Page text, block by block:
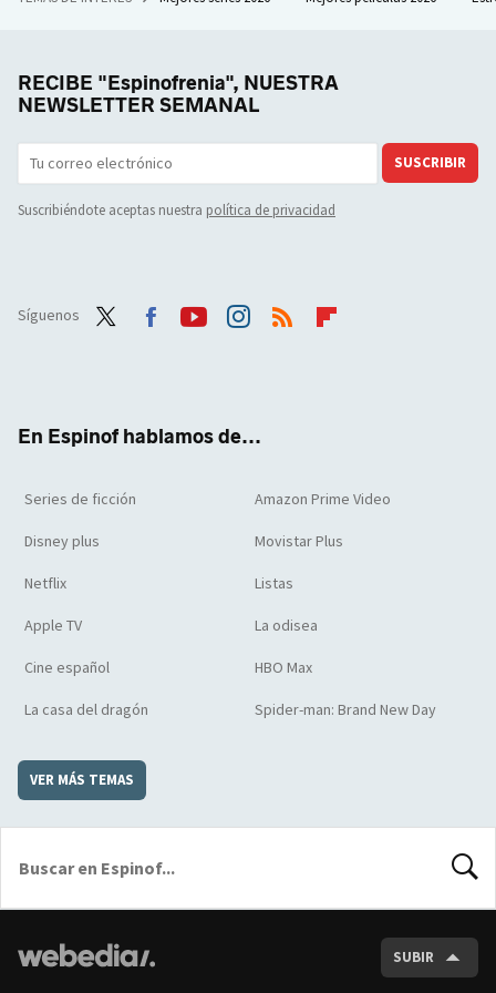
RECIBE "Espinofrenia", NUESTRA
NEWSLETTER SEMANAL
SUSCRIBIR
Suscribiéndote aceptas nuestra política de privacidad
Síguenos
En Espinof hablamos de...
Series de ficción Amazon Prime Video
Disney plus Movistar Plus
Netflix Listas
Apple TV La odisea
Cine español HBO Max
La casa del dragón Spider-man: Brand New Day
VER MÁS TEMAS
SUBIR